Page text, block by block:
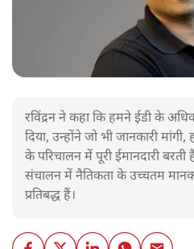
रविंद्रन ने कहा कि हमने ईडी के
दिया, उन्होंने जो भी जानकारी
के परिचालन में पूरी ईमानदारी
संचालन में नैतिकता के उच्चतम
प्रतिबद्ध हैं।